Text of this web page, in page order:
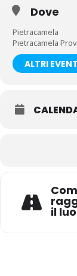
Dove
Pietracamela
Pietracamela
ALTRI
il